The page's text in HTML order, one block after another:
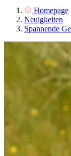
Homepage
Neuigkeiten
Spannende